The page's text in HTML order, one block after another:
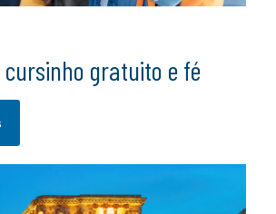
cursinho gratuito e fé